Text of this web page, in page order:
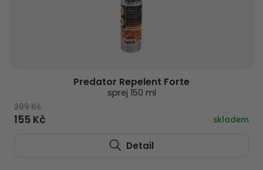
Predator Repelent Forte
sprej 150 ml
209 Kč
155 Kč skladem
Detail